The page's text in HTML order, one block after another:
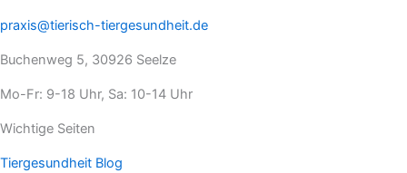
praxis@tierisch-tiergesundheit.de
Buchenweg 5, 30926 Seelze
Mo-Fr: 9-18 Uhr, Sa: 10-14 Uhr
Wichtige Seiten
Tiergesundheit Blog